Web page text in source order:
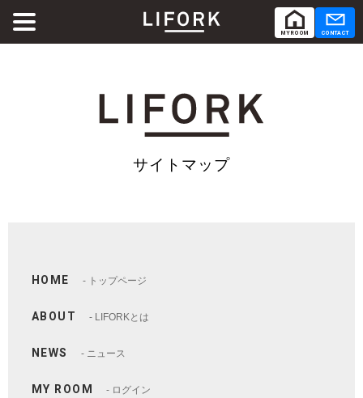
CONTACT
MY ROOM
RENTAL ROOM
RENTAL LOUNGE
サイトマップ
HOME トップページ
ABOUT LIFORKとは
NEWS ニュース
MY ROOM ログイン